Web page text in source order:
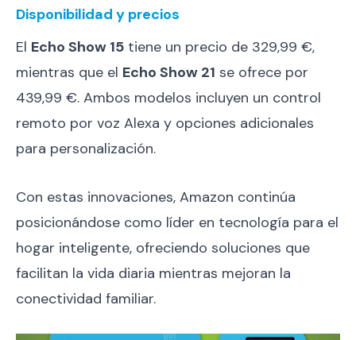
Disponibilidad y precios
El Echo Show 15 tiene un precio de 329,99 €,
mientras que el Echo Show 21 se ofrece por
439,99 €. Ambos modelos incluyen un control
remoto por voz Alexa y opciones adicionales
para personalización.
Con estas innovaciones, Amazon continúa
posicionándose como líder en tecnología para el
hogar inteligente, ofreciendo soluciones que
facilitan la vida diaria mientras mejoran la
conectividad familiar.